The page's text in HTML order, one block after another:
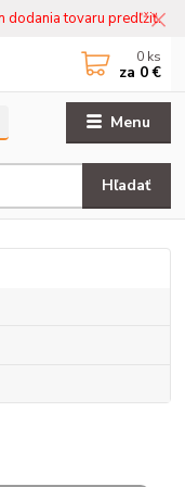
dodania tovaru predľžiť.
Menu
Hľadať
0 ks
za 0 €